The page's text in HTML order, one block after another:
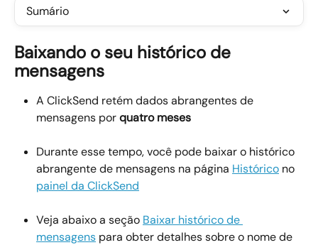
Sumário
Baixando o seu histórico de
mensagens
A ClickSend retém dados abrangentes de
mensagens por quatro meses
Durante esse tempo, você pode baixar o histórico
abrangente de mensagens na página Histórico no
painel da ClickSend
Veja abaixo a seção Baixar histórico de
mensagens para obter detalhes sobre o nome de